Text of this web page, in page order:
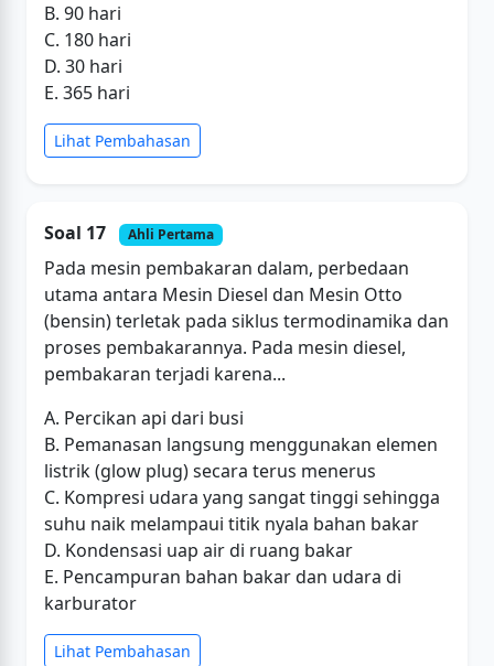
B. 90 hari
C. 180 hari
D. 30 hari
E. 365 hari
Lihat Pembahasan
Soal 17 Ahli Pertama
Pada mesin pembakaran dalam, perbedaan
utama antara Mesin Diesel dan Mesin Otto
(bensin) terletak pada siklus termodinamika dan
proses pembakarannya. Pada mesin diesel,
pembakaran terjadi karena...
A. Percikan api dari busi
B. Pemanasan langsung menggunakan elemen
listrik (glow plug) secara terus menerus
C. Kompresi udara yang sangat tinggi sehingga
suhu naik melampaui titik nyala bahan bakar
D. Kondensasi uap air di ruang bakar
E. Pencampuran bahan bakar dan udara di
karburator
Lihat Pembahasan